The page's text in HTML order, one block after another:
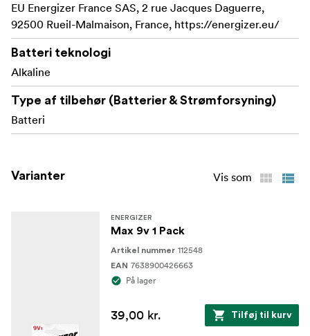
Hold power for up to 10 years in storage
From the makers of the world's 1st* Zero Mercury
AA Alkaline Battery: Energizer is an industry leader
in powering people's lives responsibly
*Commercially available since 1991
EU Energizer France SAS, 2 rue Jacques Daguerre,
92500 Rueil-Malmaison, France, https://energizer.eu/
Batteri teknologi
Alkaline
Type af tilbehør (Batterier & Strømforsyning)
Batteri
Varianter Vis som
ENERGIZER
Max 9v 1 Pack
Artikel nummer 112548
EAN 7638900426663
På lager
39,00 kr. Tilføj til kurv